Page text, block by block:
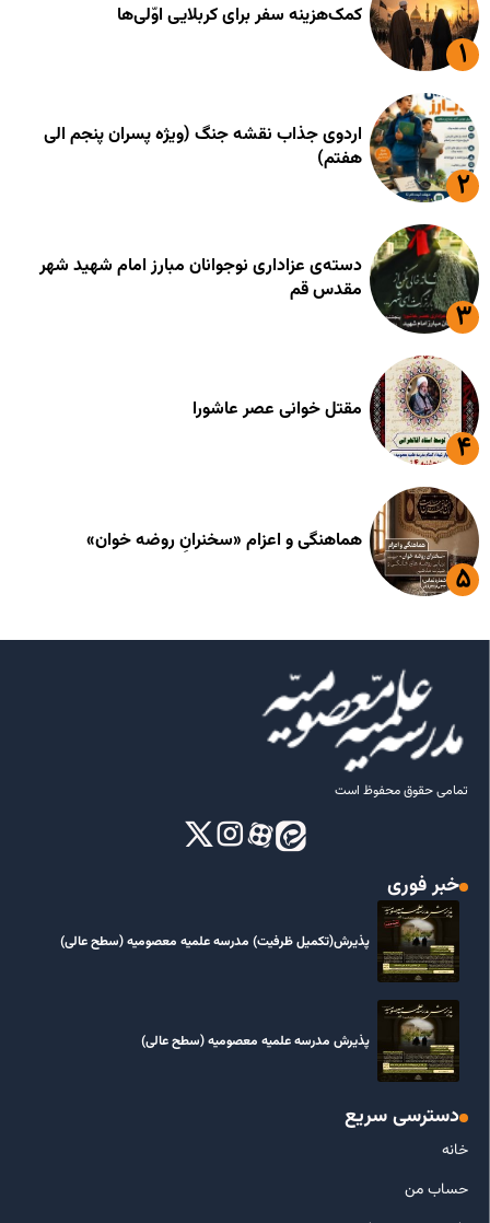
کمک‌هزینه سفر برای کربلایی اوّلی‌ها
اردوی جذاب نقشه جنگ (ویژه پسران پنجم الی
هفتم)
دسته‌ی عزاداری نوجوانان مبارز امام شهید شهر
مقدس قم
مقتل خوانی عصر عاشورا
هماهنگی و اعزام «سخنرانِ روضه خوان»
تمامی حقوق محفوظ است
خبر فوری
پذیرش(تکمیل ظرفیت) مدرسه علمیه معصومیه‌ (سطح عالی)
پذیرش مدرسه علمیه معصومیه‌ (سطح عالی)
دسترسی سریع
خانه
حساب من